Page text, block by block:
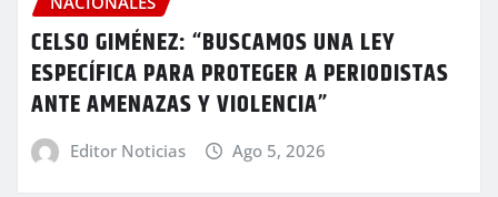
CELSO GIMÉNEZ: “BUSCAMOS UNA LEY
ESPECÍFICA PARA PROTEGER A PERIODISTAS
ANTE AMENAZAS Y VIOLENCIA”
Editor Noticias Ago 5, 2026